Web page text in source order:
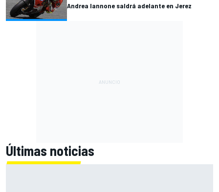
Andrea Iannone saldrá adelante en Jerez
Últimas noticias